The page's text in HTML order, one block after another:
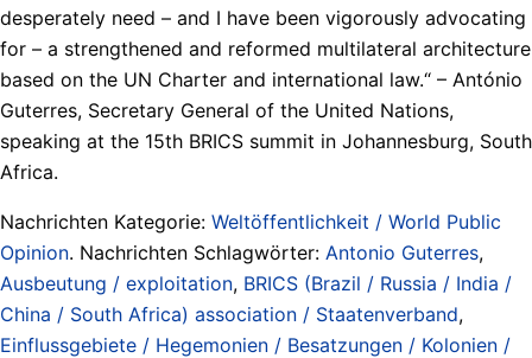
desperately need – and I have been vigorously advocating
for – a strengthened and reformed multilateral architecture
based on the UN Charter and international law.“ – António
Guterres, Secretary General of the United Nations,
speaking at the 15th BRICS summit in Johannesburg, South
Africa.
Nachrichten Kategorie: Weltöffentlichkeit / World Public
Opinion. Nachrichten Schlagwörter: Antonio Guterres,
Ausbeutung / exploitation, BRICS (Brazil / Russia / India /
China / South Africa) association / Staatenverband,
Einflussgebiete / Hegemonien / Besatzungen / Kolonien /